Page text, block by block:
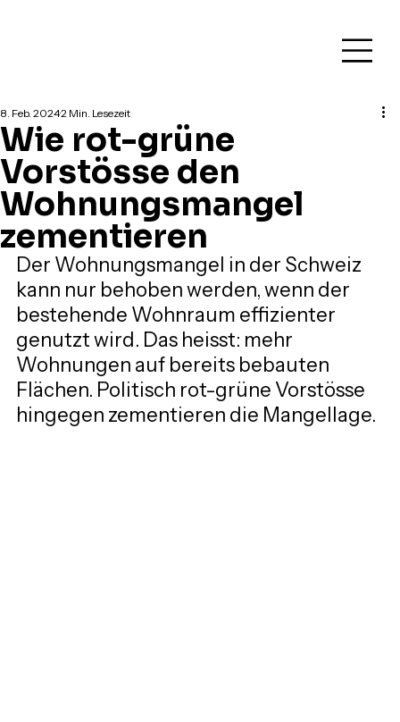
Wie rot-grüne
Vorstösse den
Wohnungsmangel
zementieren
8. Feb. 20242 Min. Lesezeit
Der Wohnungsmangel in der Schweiz
kann nur behoben werden, wenn der
bestehende Wohnraum effizienter
genutzt wird. Das heisst: mehr
Wohnungen auf bereits bebauten
Flächen. Politisch rot-grüne Vorstösse
hingegen zementieren die Mangellage.